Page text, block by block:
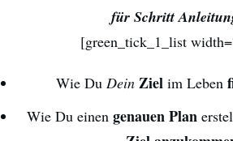
für Schritt
[green_tick_1_list
Wie Du Dein Ziel im Leben
Wie Du einen genauen Plan